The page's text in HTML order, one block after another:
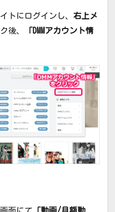
イトにログインし、 右上メ
後、
「DMMアカウント情
面にて 「動画/月額動